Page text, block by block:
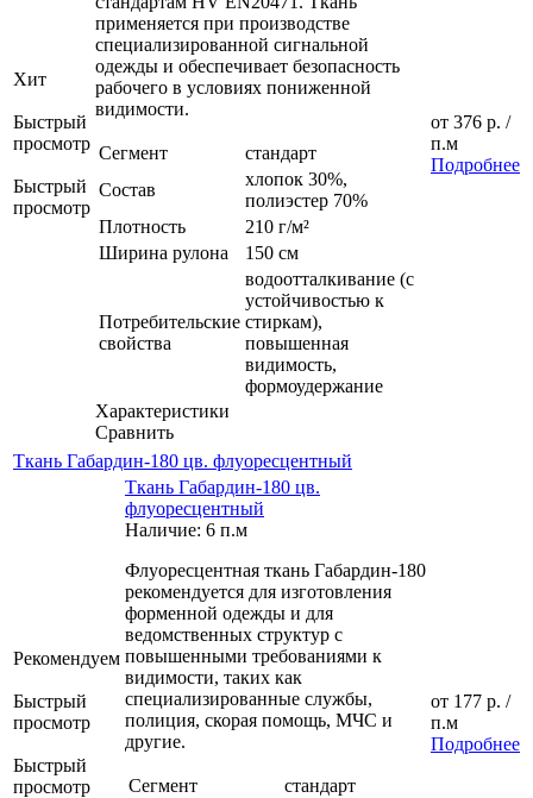
Хит
Быстрый
просмотр
Быстрый
просмотр
применяется при производстве
специализированной сигнальной
одежды и обеспечивает безопасность
рабочего в условиях пониженной
видимости.
Сегмент
стандарт
Состав
хлопок 30%,
полиэстер 70%
Плотность
210 г/м²
Ширина рулона
150 см
Потребительские
свойства
водоотталкивание (с
устойчивостью к
стиркам),
повышенная
видимость,
формоудержание
Характеристики
Сравнить
от 376 р. /
п.м
Подробнее
Ткань Габардин-180 цв. флуоресцентный
Рекомендуем
Быстрый
просмотр
Быстрый
просмотр
Ткань Габардин-180 цв.
флуоресцентный
Наличие: 6 п.м
Флуоресцентная ткань Габардин-180
рекомендуется для изготовления
форменной одежды и для
ведомственных структур с
повышенными требованиями к
видимости, таких как
специализированные службы,
полиция, скорая помощь, МЧС и
другие.
Сегмент
стандарт
от 177 р. /
п.м
Подробнее